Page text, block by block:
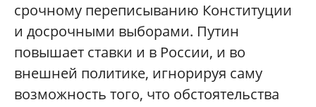
срочному переписыванию Конституции
и досрочными выборами. Путин
повышает ставки и в России, и во
внешней политике, игнорируя саму
возможность того, что обстоятельства